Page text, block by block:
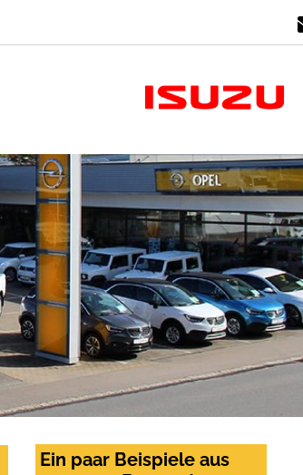
Ein paar Beispiele aus